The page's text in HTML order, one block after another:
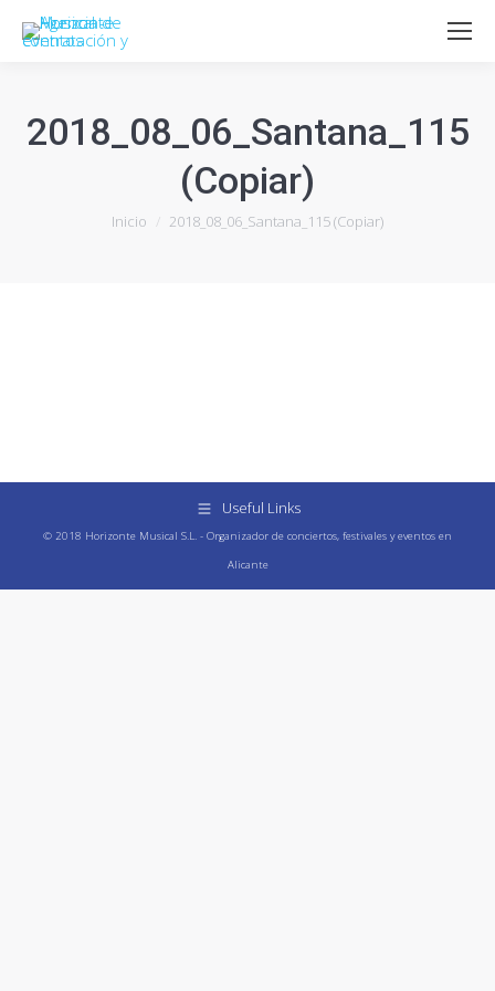
2018_08_06_Santana_115
(Copiar)
Estás aquí:
Inicio 2018_08_06_Santana_115 (Copiar)
Useful Links
© 2018 Horizonte Musical S.L. - Organizador de conciertos, festivales y eventos en
Alicante